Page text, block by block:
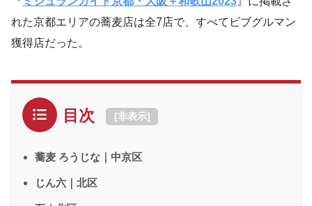
れた京都エリアの蕎麦店は全7店で、すべてビブグルマン
獲得店だった。
目次 [非表示]
蕎麦 ろうじな｜中京区
じん六｜北区